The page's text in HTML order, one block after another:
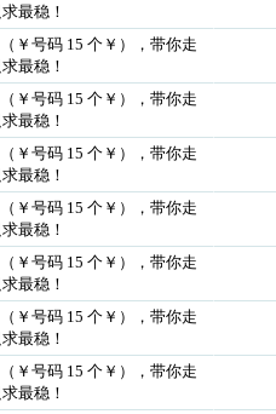
最稳！
￥号码 15 个￥），带你走
最稳！
￥号码 15 个￥），带你走
最稳！
￥号码 15 个￥），带你走
最稳！
￥号码 15 个￥），带你走
最稳！
￥号码 15 个￥），带你走
最稳！
￥号码 15 个￥），带你走
最稳！
￥号码 15 个￥），带你走
最稳！